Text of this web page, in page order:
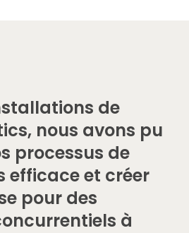
de
nous avons pu
processus de
efficace et créer
pour des
à